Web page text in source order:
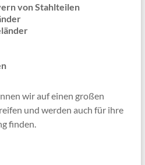
von Stahlteilen
wir auf einen großen
und werden auch für ihre
finden.